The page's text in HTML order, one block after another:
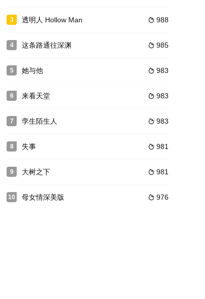
了掩护他，好心的劝说朋友不要
此自甘堕落。意外救了几个孤儿又灾祸连连,男—狠心赶未孤儿后好
的夏天。一座大桥即将在岛上修建，但是在提供了交通便利以及刺
子最好的生活，幸有保姆孙芳（马伊琍 饰）帮忙照顾孩子视如己出
始。老板娘乃一名x愛追求者，巨哥被挑逗服侍她。她干完事后给
3  988
透明人 Hollow Man
4  985
这条路通往深渊
5  983
她与他
6  983
来看天堂
7  983
孪生陌生人
8  981
失事
9  981
大树之下
10  976
母女情深美版